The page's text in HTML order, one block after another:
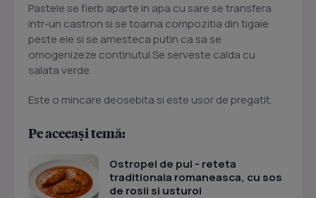
Pastele se fierb aparte in apa cu sare se transfera
intr-un castron si se toarna compozitia din tigaie
peste ele si se amesteca putin ca sa se
omogenizeze continutul.Se serveste calda cu
salata verde.
Este o mincare deosebita si este usor de pregatit.
Pe aceeași temă:
Ostropel de pui - reteta
traditionala romaneasca, cu sos
de rosii si usturoi